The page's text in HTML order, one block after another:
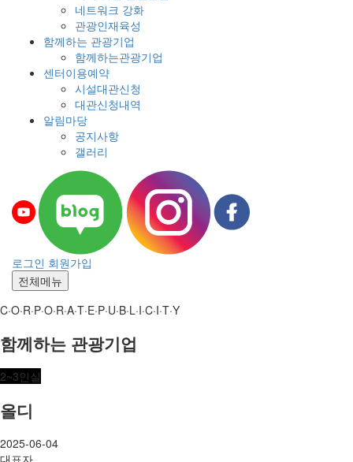
네트워크 강화
관광인재육성
함께하는 관광기업
함께하는관광기업
센터이용예약
시설대관신청
대관신청내역
알림마당
공지사항
갤러리
로그인 회원가입
전체메뉴
C·O·R·P·O·R·A·T·E·P·U·B·L·I·C·I·T·Y
함께하는 관광기업
2~3인실
올디
2025-06-04